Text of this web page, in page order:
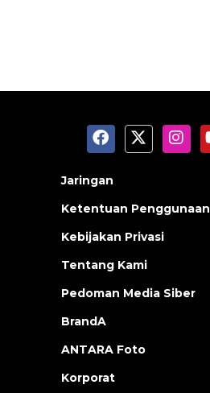
Jaringan
Ketentuan Penggunaan
Kebijakan Privasi
Tentang Kami
Pedoman Media Siber
BrandA
ANTARA Foto
Korporat